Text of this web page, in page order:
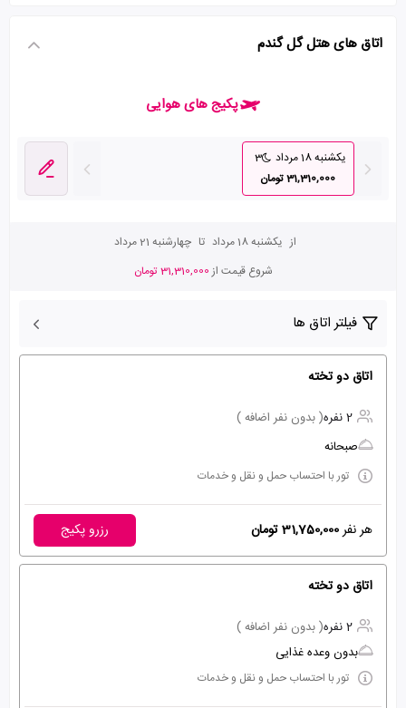
اتاق های هتل گل گندم
پکیج های هوایی
یکشنبه 18 مرداد
3
31,310,000 تومان
از یکشنبه 18 مرداد تا چهارشنبه 21 مرداد
شروع قیمت از31,310,000 تومان
فیلتر اتاق ها
اتاق دو تخته
2 نفره
( بدون نفر اضافه )
صبحانه
تور با احتساب حمل و نقل و خدمات
هر نفر31,750,000 تومان رزرو پکیج
اتاق دو تخته
2 نفره
( بدون نفر اضافه )
بدون وعده غذایی
تور با احتساب حمل و نقل و خدمات